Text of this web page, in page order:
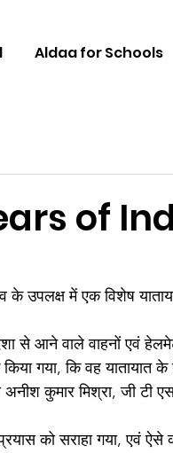
Aldaa for Schools
of
उपलक्ष में एक विशेष
से आने वाले वाहनों एवं
गया, कि वह यातायात के
कुमार मिश्रा, जी टी
को सराहा गया, एवं ऐसे